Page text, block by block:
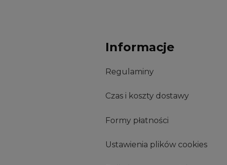
Informacje
Regulaminy
Czas i koszty dostawy
Formy płatności
Ustawienia plików cookies